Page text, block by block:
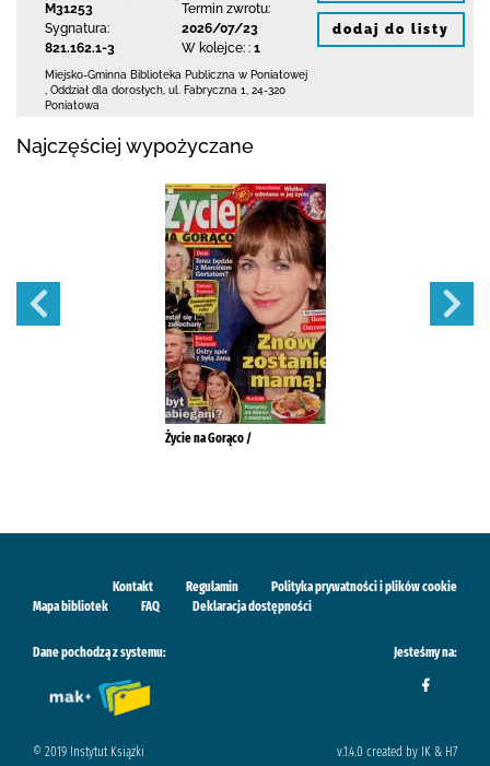
M31253
Sygnatura:
821.162.1-3
Termin zwrotu:
2026/07/23
W kolejce: : 1
Miejsko-Gminna Biblioteka Publiczna w Poniatowej
Oddział dla dorosłych, ul. Fabryczna 1
24-320
Poniatowa
dodaj do listy
Najczęściej wypożyczane
Życie na Gorąco /
Kontakt Regulamin
Polityka prywatności i plików cookie
Mapa bibliotek
FAQ Deklaracja dostępności
Dane pochodzą z systemu: Jesteśmy na:
© 2019 Instytut Książki v.1.4.0 created by IK & H7